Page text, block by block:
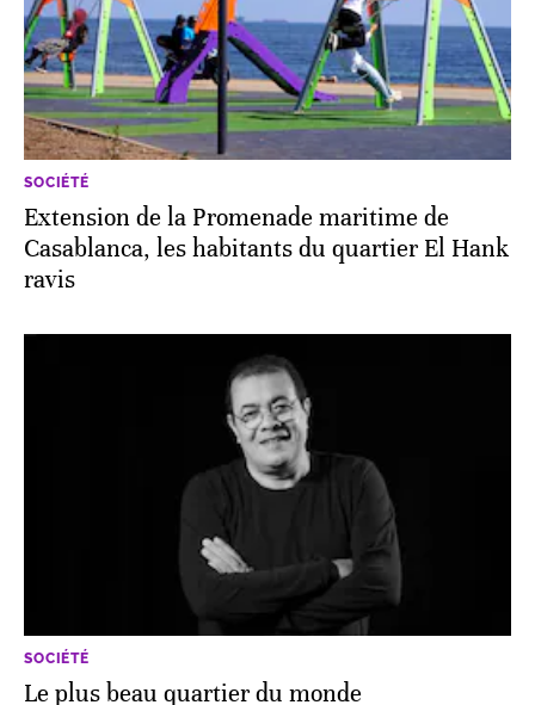
SOCIÉTÉ
Extension de la Promenade maritime de
Casablanca, les habitants du quartier El Hank
ravis
SOCIÉTÉ
Le plus beau quartier du monde